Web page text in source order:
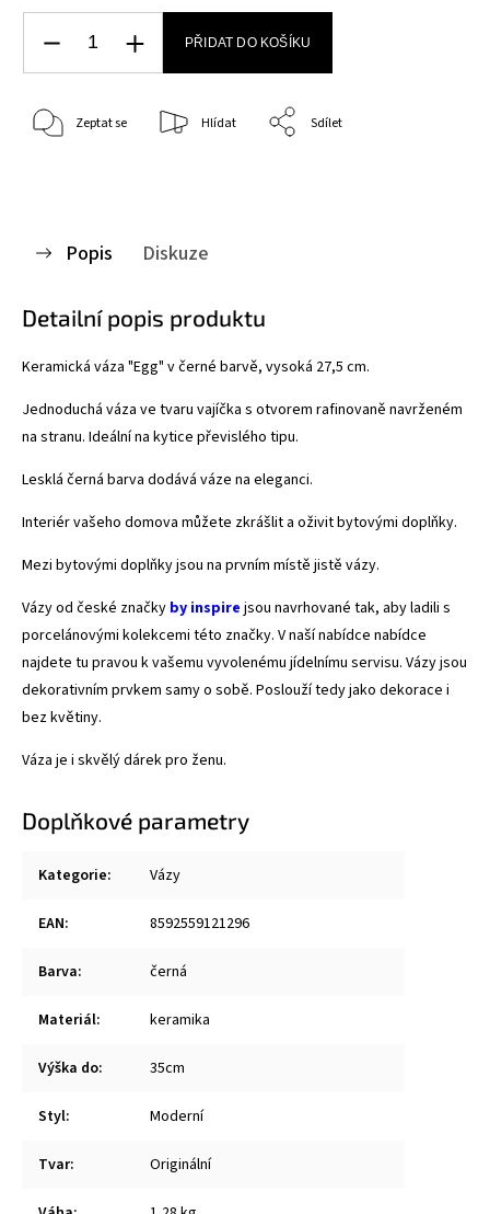
PŘIDAT DO KOŠÍKU
Zeptat se Hlídat Sdílet
Popis Diskuze
Detailní popis produktu
Keramická váza "Egg" v černé barvě, vysoká 27,5 cm.
Jednoduchá váza ve tvaru vajíčka s otvorem rafinovaně navrženém
na stranu. Ideální na kytice převislého tipu.
Lesklá černá barva dodává váze na eleganci.
Interiér vašeho domova můžete zkrášlit a oživit bytovými doplňky.
Mezi bytovými doplňky jsou na prvním místě jistě vázy.
Vázy od české značky by inspire jsou navrhované tak, aby ladili s
porcelánovými kolekcemi této značky. V naší nabídce nabídce
najdete tu pravou k vašemu vyvolenému jídelnímu servisu. Vázy jsou
dekorativním prvkem samy o sobě. Poslouží tedy jako dekorace i
bez květiny.
Váza je i skvělý dárek pro ženu.
Doplňkové parametry
Kategorie: Vázy
EAN: 8592559121296
Barva: černá
Materiál: keramika
Výška do: 35cm
Styl: Moderní
Tvar: Originální